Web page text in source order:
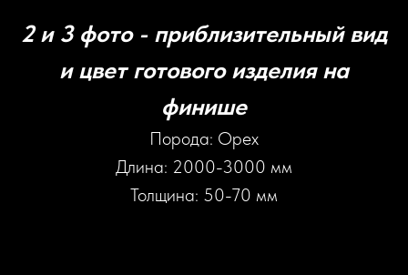
2 и 3 фото - приблизительный вид
и цвет готового изделия на
финише
Порода: Орех
Длина: 2000-3000 мм
Толщина: 50-70 мм